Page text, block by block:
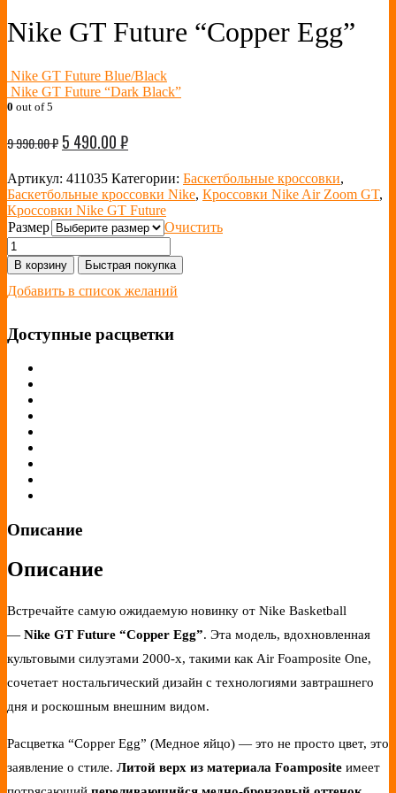
Nike GT Future “Copper Egg”
Nike GT Future Blue/Black
Nike GT Future “Dark Black”
0 out of 5
9 990.00₽ 5 490.00₽
Артикул: 411035 Категории: Баскетбольные кроссовки,
Баскетбольные кроссовки Nike, Кроссовки Nike Air Zoom GT,
Кроссовки Nike GT Future
Размер
Очистить
В корзину Быстрая покупка
Добавить в список желаний
Доступные расцветки
Описание
Описание
Встречайте самую ожидаемую новинку от Nike Basketball
— Nike GT Future “Copper Egg”. Эта модель, вдохновленная
культовыми силуэтами 2000-х, такими как Air Foamposite One,
сочетает ностальгический дизайн с технологиями завтрашнего
дня и роскошным внешним видом.
Расцветка “Copper Egg” (Медное яйцо) — это не просто цвет, это
заявление о стиле. Литой верх из материала Foamposite имеет